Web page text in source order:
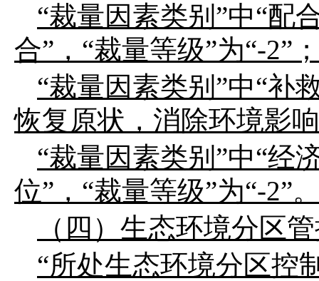
“裁量因素类别 ”中“配
合” ， “裁量等级”为“-2”
“裁量因素类别 ”中“补
恢复原状，消除环境影响
“裁量因素类别 ”中“经
位” ， “裁量等级”为“-2”
（四）生态环境分区
“所处生态环境分区控